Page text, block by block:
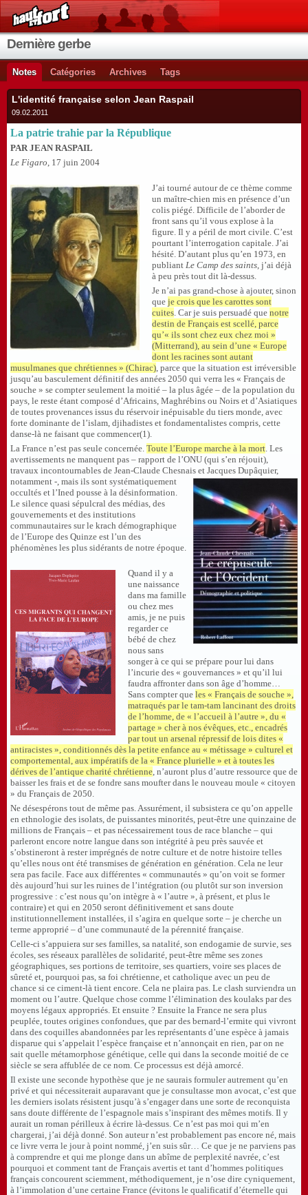
Dernière gerbe
Notes Catégories Archives Tags
L'identité française selon Jean Raspail
09.02.2011
La patrie trahie par la République
PAR JEAN RASPAIL
Le Figaro, 17 juin 2004
J’ai tourné autour de ce thème comme
un maître-chien mis en présence d’un
colis piégé. Difficile de l’aborder de
front sans qu’il vous explose à la
figure. Il y a péril de mort civile. C’est
pourtant l’interrogation capitale. J’ai
hésité. D’autant plus qu’en 1973, en
publiantLe Camp des saints, j’ai déjà
à peu près tout dit là-dessus.
Je n’ai pas grand-chose à ajouter, sinon
queje crois que les carottes sont
cuites. Car je suis persuadé quenotre
destin de Français est scellé, parce
qu’« ils sont chez eux chez moi »
(Mitterrand), au sein d’une « Europe
dont les racines sont autant
musulmanes que chrétiennes » (Chirac), parce que la situation est irréversible
jusqu’au basculement définitif des années 2050 qui verra les « Français de
souche » se compter seulement la moitié – la plus âgée – de la population du
pays, le reste étant composé d’Africains, Maghrébins ou Noirs et d’Asiatiques
de toutes provenances issus du réservoir inépuisable du tiers monde, avec
forte dominante de l’islam, djihadistes et fondamentalistes compris, cette
danse-là ne faisant que commencer(1).
La France n’est pas seule concernée. Toute l’Europe marche à la mort. Les
avertissements ne manquent pas – rapport de l’ONU (qui s’en réjouit),
travaux incontournables de Jean-Claude Chesnais et Jacques Dupâquier,
notamment -, mais ils sont systématiquement
occultés et l’Ined pousse à la désinformation.
Le silence quasi sépulcral des médias, des
gouvernements et des institutions
communautaires sur le krach démographique
de l’Europe des Quinze est l’un des
phénomènes les plus sidérants de notre époque.
Quand il y a
une naissance
dans ma famille
ou chez mes
amis, je ne puis
regarder ce
bébé de chez
nous sans
songer à ce qui se prépare pour lui dans
l’incurie des « gouvernances » et qu’il lui
faudra affronter dans son âge d’homme…
Sans compter queles « Français de souche »,
matraqués par le tam-tam lancinant des droits
de l’homme, de « l’accueil à l’autre », du «
partage » cher à nos évêques, etc., encadrés
par tout un arsenal répressif de lois dites «
antiracistes », conditionnés dès la petite enfance au « métissage » culturel et
comportemental, aux impératifs de la « France plurielle » et à toutes les
dérives de l’antique charité chrétienne, n’auront plus d’autre ressource que de
baisser les frais et de se fondre sans moufter dans le nouveau moule « citoyen
» du Français de 2050.
Ne désespérons tout de même pas. Assurément, il subsistera ce qu’on appelle
en ethnologie des isolats, de puissantes minorités, peut-être une quinzaine de
millions de Français – et pas nécessairement tous de race blanche – qui
parleront encore notre langue dans son intégrité à peu près sauvée et
s’obstineront à rester imprégnés de notre culture et de notre histoire telles
qu’elles nous ont été transmises de génération en génération. Cela ne leur
sera pas facile. Face aux différentes « communautés » qu’on voit se former
dès aujourd’hui sur les ruines de l’intégration (ou plutôt sur son inversion
progressive : c’est nous qu’on intègre à « l’autre », à présent, et plus le
contraire) et qui en 2050 seront définitivement et sans doute
institutionnellement installées, il s’agira en quelque sorte – je cherche un
terme approprié – d’une communauté de la pérennité française.
Celle-ci s’appuiera sur ses familles, sa natalité, son endogamie de survie, ses
écoles, ses réseaux parallèles de solidarité, peut-être même ses zones
géographiques, ses portions de territoire, ses quartiers, voire ses places de
sûreté et, pourquoi pas, sa foi chrétienne, et catholique avec un peu de
chance si ce ciment-là tient encore. Cela ne plaira pas. Le clash surviendra un
moment ou l’autre. Quelque chose comme l’élimination des koulaks par des
moyens légaux appropriés. Et ensuite ? Ensuite la France ne sera plus
peuplée, toutes origines confondues, que par des bernard-l’ermite qui vivront
dans des coquilles abandonnées par les représentants d’une espèce à jamais
disparue qui s’appelait l’espèce française et n’annonçait en rien, par on ne
sait quelle métamorphose génétique, celle qui dans la seconde moitié de ce
siècle se sera affublée de ce nom. Ce processus est déjà amorcé.
Il existe une seconde hypothèse que je ne saurais formuler autrement qu’en
privé et qui nécessiterait auparavant que je consultasse mon avocat, c’est que
les derniers isolats résistent jusqu’à s’engager dans une sorte de reconquista
sans doute différente de l’espagnole mais s’inspirant des mêmes motifs. Il y
aurait un roman périlleux à écrire là-dessus. Ce n’est pas moi qui m’en
chargerai, j’ai déjà donné. Son auteur n’est probablement pas encore né, mais
ce livre verra le jour à point nommé, j’en suis sûr… Ce que je ne parviens pas
à comprendre et qui me plonge dans un abîme de perplexité navrée, c’est
pourquoi et comment tant de Français avertis et tant d’hommes politiques
français concourent sciemment, méthodiquement, je n’ose dire cyniquement,
à l’immolation d’une certaine France (évitons le qualificatif d’éternelle qui